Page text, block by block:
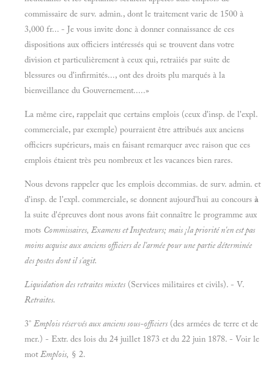
commissaire de surv. admin., dont le traitement varie de 1500 à
3,000 fr... - Je vous invite donc à donner connaissance de ces
dispositions aux officiers intéressés qui se trouvent dans votre
division et particulièrement à ceux qui, retraiiés par suite de
blessures ou d'infirmités..., ont des droits plu marqués à la
bienveillance du Gouvernement.....»
La même cire, rappelait que certains emplois (ceux d'insp. de l'expl.
commerciale, par exemple) pourraient être attribués aux anciens
officiers supérieurs, mais en faisant remarquer avec raison que ces
emplois étaient très peu nombreux et les vacances bien rares.
Nous devons rappeler que les emplois decommias. de surv. admin. et
d'insp. de l'expl. commerciale, se donnent aujourd'hui au concours à
la suite d'épreuves dont nous avons fait connaître le programme aux
mots Commissaires, Examens et Inspecteurs; mais ¡la priorité n'en est pas
moins acquise aux anciens officiers de l'armée pour une partie déterminée
des postes dont il s'agit.
Liquidation des retraites mixtes (Services militaires et civils). - V.
Retraites.
3° Emplois réservés aux anciens sous-officiers (des armées de terre et de
mer.) - Extr. des lois du 24 juillet 1873 et du 22 juin 1878. - Voir le
motEmplois, § 2.